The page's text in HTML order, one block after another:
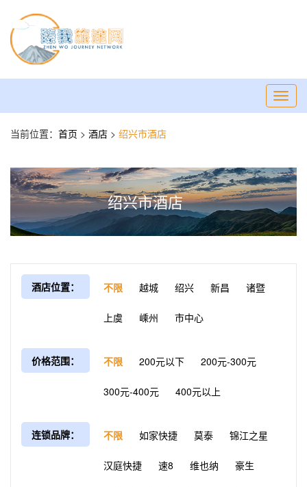
当前位置： 首页 > 酒店 > 绍兴市酒店
绍兴市酒店
酒店位置： 不限 越城 绍兴 新昌 诸暨
上虞 嵊州 市中心
价格范围： 不限 200元以下 200元-300元
300元-400元 400元以上
连锁品牌： 不限 如家快捷 莫泰 锦江之星
汉庭快捷 速8 维也纳 豪生